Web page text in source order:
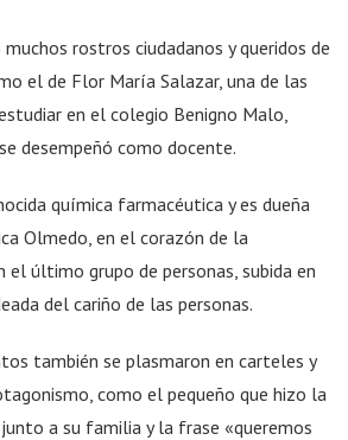
rostros ciudadanos y queridos de
el de Flor María Salazar, una de las
en el colegio Benigno Malo,
desempeñó como docente.
química farmacéutica y es dueña
Olmedo, en el corazón de la
el último grupo de personas, subida en
del cariño de las personas.
también se plasmaron en carteles y
como el pequeño que hizo la
a su familia y la frase «queremos